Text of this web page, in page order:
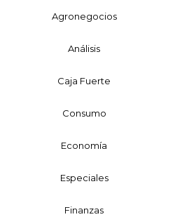
Agronegocios
Análisis
Caja Fuerte
Consumo
Economía
Especiales
Finanzas